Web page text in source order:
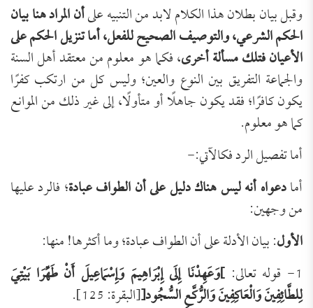
وقبل بيان بطلان هذا الكلام لابد من التنبيه علىأن المراد هنا بيان
الحكم الشرعي، والتوصيف الصحيح للفعل، أما تنزيل الحكم على
الأعيان فتلك مسألة أخرى، فكما هو معلوم من معتقد أهل السنة
والجماعة التفريق بين النوع والعين؛ وليس كل من ارتكب كفرًا
يكون كافرًا؛ فقد يكون جاهلًا أو متأولًا، إلى غير ذلك من الموانع
كما هو معلوم.
أما تفصيل الرد فكالآتي:-
أمادعواه أنه ليس هناك دليل على أن الطواف عبادة؛ فالرد عليها
من وجهين:
الأول: بيان الأدلة على أن الطواف عبادة؛ وما أكثرها! منها:
1- قوله تعالى:
]وَعَهِدْنَا إِلَى إِبْرَاهِيمَ وَإِسْمَاعِيلَ أَنْ طَهِّرَا بَيْتِيَ
لِلطَّائِفِينَ وَالْعَاكِفِينَ وَالرُّكَّعِ السُّجُود[[البقرة: 125].